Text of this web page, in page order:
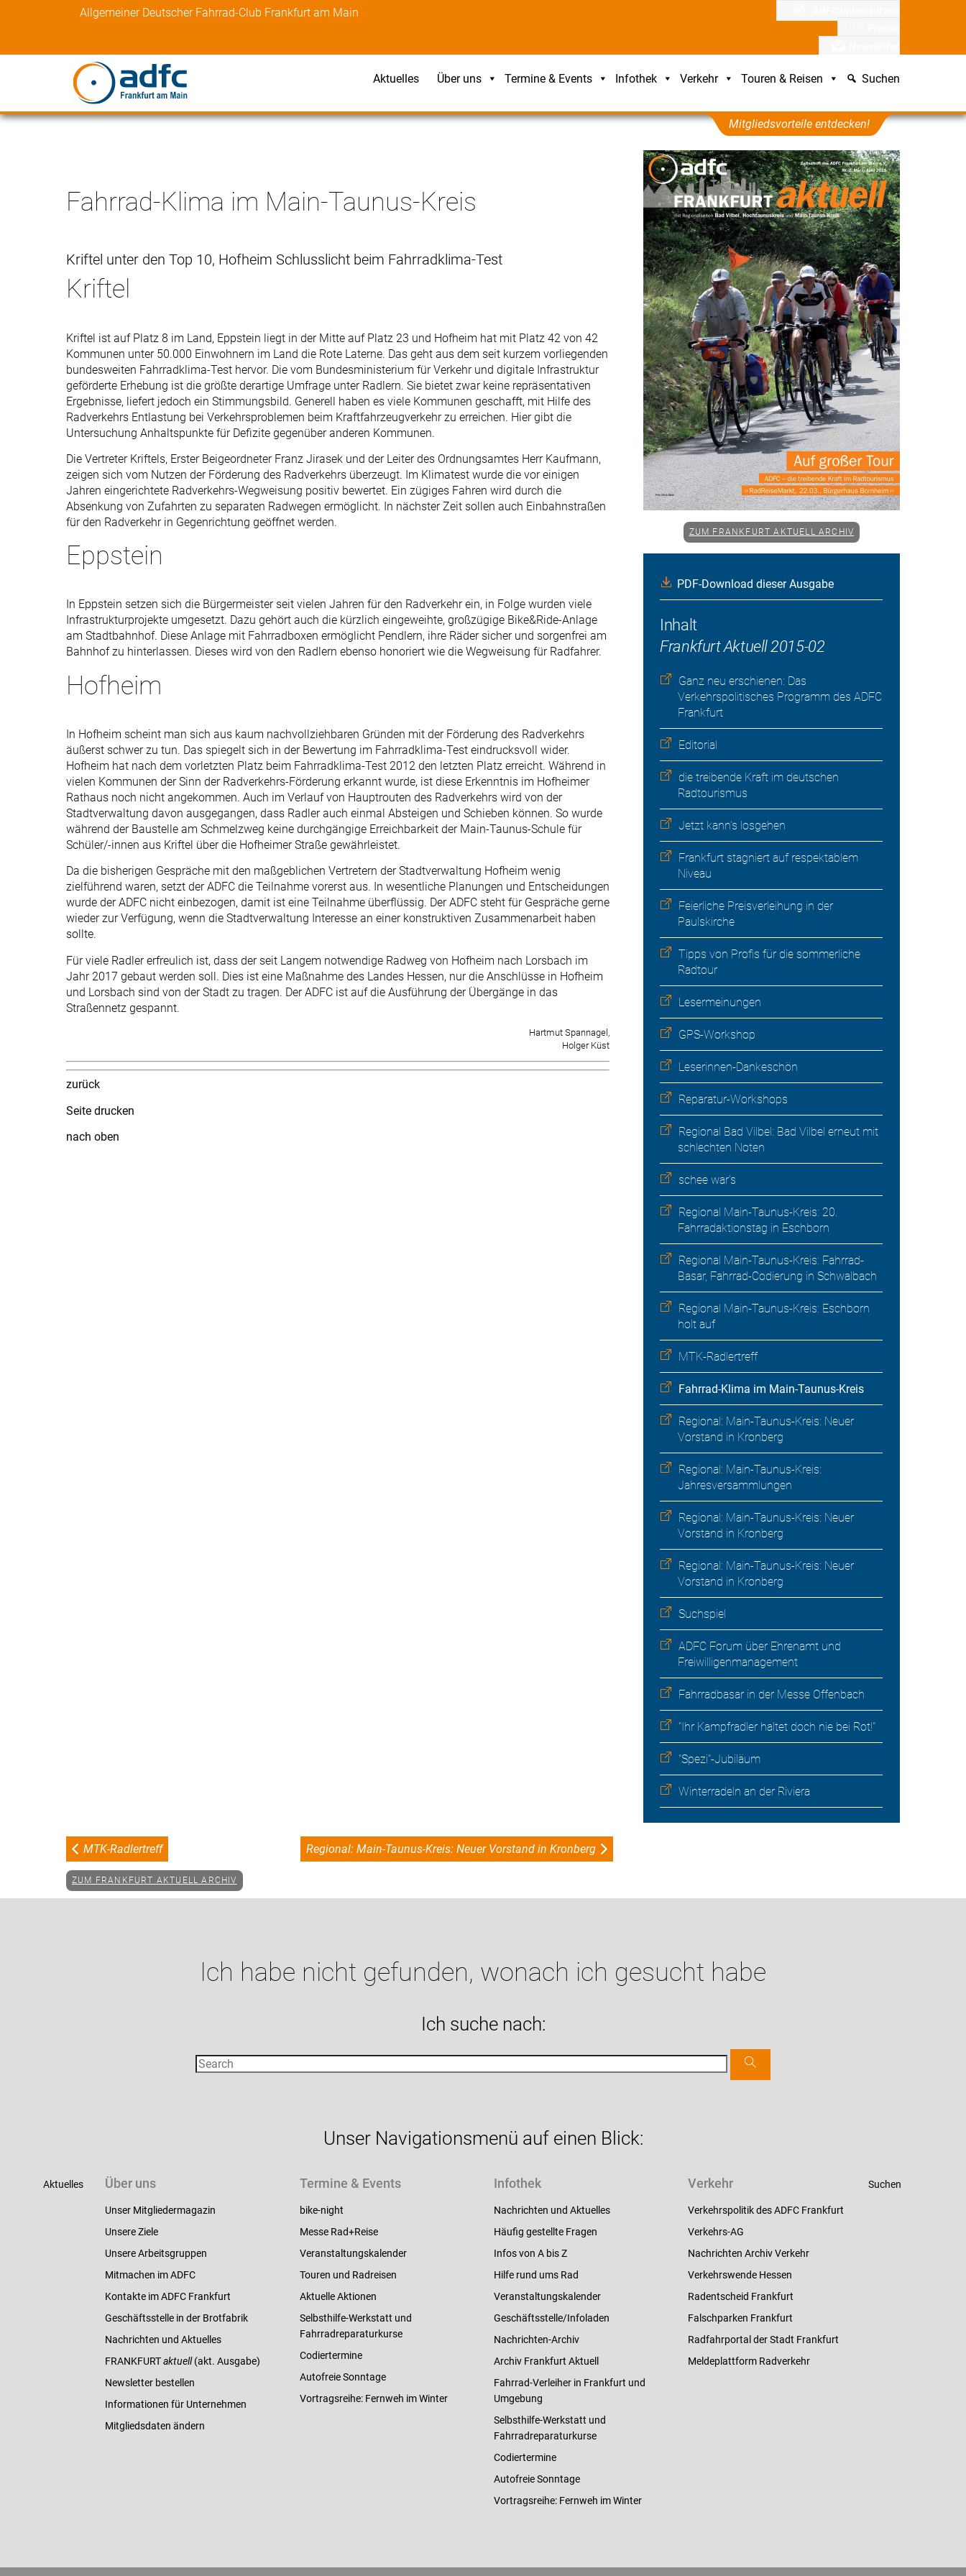
Allgemeiner Deutscher Fahrrad-Club Frankfurt am Main
Aktuelles Über uns Termine & Events Infothek Verkehr Touren & Reisen Suchen
Mitgliedsvorteile entdecken!
Fahrrad-Klima im Main-Taunus-Kreis
Kriftel unter den Top 10, Hofheim Schlusslicht beim Fahrradklima-Test
Kriftel
Kriftel ist auf Platz 8 im Land, Eppstein liegt in der Mitte auf Platz 23 und Hofheim hat mit Platz 42 von 42
Kommunen unter 50.000 Einwohnern im Land die Rote Laterne. Das geht aus dem seit kurzem vorliegenden
bundesweiten Fahrradklima-Test hervor. Die vom Bundesministerium für Verkehr und digitale Infrastruktur
geförderte Erhebung ist die größte derartige Umfrage unter Radlern. Sie bietet zwar keine repräsentativen
Ergebnisse, liefert jedoch ein Stimmungsbild. Generell haben es viele Kommunen geschafft, mit Hilfe des
Radverkehrs Entlastung bei Verkehrsproblemen beim Kraftfahrzeugverkehr zu erreichen. Hier gibt die
Untersuchung Anhaltspunkte für Defizite gegenüber anderen Kommunen.
Die Vertreter Kriftels, Erster Beigeordneter Franz Jirasek und der Leiter des Ordnungsamtes Herr Kaufmann,
zeigen sich vom Nutzen der Förderung des Radverkehrs überzeugt. Im Klimatest wurde die vor einigen
Jahren eingerichtete Radverkehrs-Wegweisung positiv bewertet. Ein zügiges Fahren wird durch die
Absenkung von Zufahrten zu separaten Radwegen ermöglicht. In nächster Zeit sollen auch Einbahnstraßen
für den Radverkehr in Gegenrichtung geöffnet werden.
Eppstein
In Eppstein setzen sich die Bürgermeister seit vielen Jahren für den Radverkehr ein, in Folge wurden viele
Infrastrukturprojekte umgesetzt. Dazu gehört auch die kürzlich eingeweihte, großzügige Bike&Ride-Anlage
am Stadtbahnhof. Diese Anlage mit Fahrradboxen ermöglicht Pendlern, ihre Räder sicher und sorgenfrei am
Bahnhof zu hinterlassen. Dieses wird von den Radlern ebenso honoriert wie die Wegweisung für Radfahrer.
Hofheim
In Hofheim scheint man sich aus kaum nachvollziehbaren Gründen mit der Förderung des Radverkehrs
äußerst schwer zu tun. Das spiegelt sich in der Bewertung im Fahrradklima-Test eindrucksvoll wider.
Hofheim hat nach dem vorletzten Platz beim Fahrradklima-Test 2012 den letzten Platz erreicht. Während in
vielen Kommunen der Sinn der Radverkehrs-Förderung erkannt wurde, ist diese Erkenntnis im Hofheimer
Rathaus noch nicht angekommen. Auch im Verlauf von Hauptrouten des Radverkehrs wird von der
Stadtverwaltung davon ausgegangen, dass Radler auch einmal Absteigen und Schieben können. So wurde
während der Baustelle am Schmelzweg keine durchgängige Erreichbarkeit der Main-Taunus-Schule für
Schüler/­-innen aus Kriftel über die Hofheimer Straße gewährleistet.
Da die bisherigen Gespräche mit den maßgeblichen Vertretern der Stadtverwaltung Hofheim wenig
zielführend waren, setzt der ADFC die Teilnahme vorerst aus. In wesentliche Planungen und Entscheidungen
wurde der ADFC nicht einbezogen, damit ist eine Teilnahme überflüssig. Der ADFC steht für Gespräche gerne
wieder zur Verfügung, wenn die Stadtverwaltung Interesse an einer konstruktiven Zusammenarbeit haben
sollte.
Für viele Radler erfreulich ist, dass der seit Langem notwendige Radweg von Hofheim nach Lorsbach im
Jahr 2017 gebaut werden soll. Dies ist eine Maßnahme des Landes Hessen, nur die Anschlüsse in Hofheim
und Lorsbach sind von der Stadt zu tragen. Der ADFC ist auf die Ausführung der Übergänge in das
Straßennetz gespannt.
Hartmut Spannagel,
Holger Küst
zurück
Seite drucken
nach oben
ZUM FRANKFURT AKTUELL ARCHIV
PDF-Download dieser Ausgabe
Inhalt
Frankfurt Aktuell 2015-02
Ganz neu erschienen: Das
Verkehrspolitisches Programm des ADFC
Frankfurt
Editorial
die treibende Kraft im deutschen
Radtourismus
Jetzt kann's losgehen
Frankfurt stagniert auf respektablem
Niveau
Feierliche Preisverleihung in der
Paulskirche
Tipps von Profis für die sommerliche
Radtour
Lesermeinungen
GPS-Workshop
Leserinnen-Dankeschön
Reparatur-Workshops
Regional Bad Vilbel: Bad Vilbel erneut mit
schlechten Noten
schee war's
Regional Main-Taunus-Kreis: 20.
Fahrradaktionstag in Eschborn
Regional Main-Taunus-Kreis: Fahrrad-
Basar, Fahrrad-Codierung in Schwalbach
Regional Main-Taunus-Kreis: Eschborn
holt auf
MTK-Radlertreff
Fahrrad-Klima im Main-Taunus-Kreis
Regional: Main-Taunus-Kreis: Neuer
Vorstand in Kronberg
Regional: Main-Taunus-Kreis:
Jahresversammlungen
Regional: Main-Taunus-Kreis: Neuer
Vorstand in Kronberg
Regional: Main-Taunus-Kreis: Neuer
Vorstand in Kronberg
Suchspiel
ADFC Forum über Ehrenamt und
Freiwilligenmanagement
Fahrradbasar in der Messe Offenbach
"Ihr Kampfradler haltet doch nie bei Rot!"
"Spezi"-Jubiläum
Winterradeln an der Riviera
MTK-Radlertreff Regional: Main-Taunus-Kreis: Neuer Vorstand in Kronberg
ZUM FRANKFURT AKTUELL ARCHIV
Ich habe nicht gefunden, wonach ich gesucht habe
Ich suche nach:
Unser Navigationsmenü auf einen Blick:
Aktuelles Über uns
Unser Mitgliedermagazin
Unsere Ziele
Unsere Arbeitsgruppen
Mitmachen im ADFC
Kontakte im ADFC Frankfurt
Geschäftsstelle in der Brotfabrik
Nachrichten und Aktuelles
FRANKFURTaktuell(akt. Ausgabe)
Newsletter bestellen
Informationen für Unternehmen
Mitgliedsdaten ändern
Termine & Events
bike-night
Messe Rad+Reise
Veranstaltungskalender
Touren und Radreisen
Aktuelle Aktionen
Selbsthilfe-Werkstatt und
Fahrradreparaturkurse
Codiertermine
Autofreie Sonntage
Vortragsreihe: Fernweh im Winter
Infothek
Nachrichten und Aktuelles
Häufig gestellte Fragen
Infos von A bis Z
Hilfe rund ums Rad
Veranstaltungskalender
Geschäftsstelle/Infoladen
Nachrichten-Archiv
Archiv Frankfurt Aktuell
Fahrrad-Verleiher in Frankfurt und
Umgebung
Selbsthilfe-Werkstatt und
Fahrradreparaturkurse
Codiertermine
Autofreie Sonntage
Vortragsreihe: Fernweh im Winter
Verkehr
Verkehrspolitik des ADFC Frankfurt
Verkehrs-AG
Nachrichten Archiv Verkehr
Verkehrswende Hessen
Radentscheid Frankfurt
Falschparken Frankfurt
Radfahrportal der Stadt Frankfurt
Meldeplattform Radverkehr
Suchen